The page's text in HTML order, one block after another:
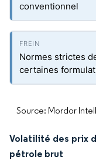
conventionnel
Normes strictes
certaines
Source: Mordor
Volatilité des prix
pétrole brut